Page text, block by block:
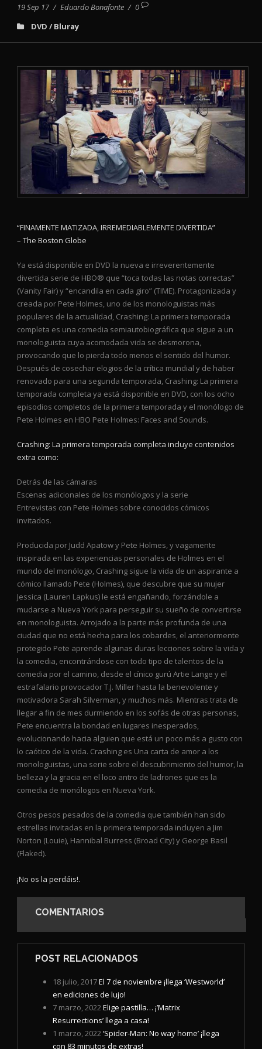
19 Sep 17 / Eduardo Bonafonte / 0
DVD / Bluray
“FINAMENTE MATIZADA, IRREMEDIABLEMENTE DIVERTIDA”
– The Boston Globe
Ya está disponible en DVD la nueva e irreverentemente
divertida serie de HBO® que “toca todas las notas correctas”
(Vanity Fair) y “encandila en cada giro” (TIME). Protagonizada y
creada por Pete Holmes, uno de los monologuistas más
populares de la actualidad, Crashing: La primera temporada
completa es una comedia semiautobiográfica que sigue a un
monologuista cuya acomodada vida se desmorona,
provocando que lo pierda todo menos el sentido del humor.
Después de cosechar elogios de la crítica mundial y de haber
renovado para una segunda temporada, Crashing: La primera
temporada completa ya está disponible en DVD, con los ocho
episodios completos de la primera temporada y el monólogo de
Pete Holmes en HBO Pete Holmes: Faces and Sounds.
Crashing: La primera temporada completa incluye contenidos
extra como:
Detrás de las cámaras
Escenas adicionales de los monólogos y la serie
Entrevistas con Pete Holmes sobre conocidos cómicos
invitados.
Producida por Judd Apatow y Pete Holmes, y vagamente
inspirada en las experiencias personales de Holmes en el
mundo del monólogo, Crashing sigue la vida de un aspirante a
cómico llamado Pete (Holmes), que descubre que su mujer
Jessica (Lauren Lapkus) le está engañando, forzándole a
mudarse a Nueva York para perseguir su sueño de convertirse
en monologuista. Arrojado a la parte más profunda de una
ciudad que no está hecha para los cobardes, el anteriormente
protegido Pete aprende algunas duras lecciones sobre la vida y
la comedia, encontrándose con todo tipo de talentos de la
comedia por el camino, desde el cínico gurú Artie Lange y el
estrafalario provocador T.J. Miller hasta la benevolente y
motivadora Sarah Silverman, y muchos más. Mientras trata de
llegar a fin de mes durmiendo en los sofás de otras personas,
Pete encuentra la bondad en lugares inesperados,
evolucionando hacia alguien que está un poco más a gusto con
lo caótico de la vida. Crashing es Una carta de amor a los
monologuistas, una serie sobre el descubrimiento del humor, la
belleza y la gracia en el loco antro de ladrones que es la
comedia de monólogos en Nueva York.
Otros pesos pesados de la comedia que también han sido
estrellas invitadas en la primera temporada incluyen a Jim
Norton (Louie), Hannibal Burress (Broad City) y George Basil
(Flaked).
¡No os la perdáis!.
COMENTARIOS
POST RELACIONADOS
18 julio, 2017El 7 de noviembre ¡llega ‘Westworld’
en ediciones de lujo!
7 marzo, 2022Elige pastilla… ¡’Matrix
Resurrections’ llega a casa!
1 marzo, 2022‘Spider-Man: No way home’ ¡llega
con 83 minutos de extras!